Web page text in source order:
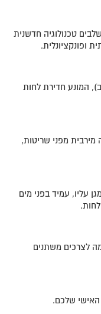
טכנולוגיה חדשנית
ופונקציונלית.
גבוהה (650 ק"ג לקוב), המונע חדירת לחות
מירבית מפני שריטות,
עליו, עמיד בפני מים
לצרכים משתנים
האישי שלכם.